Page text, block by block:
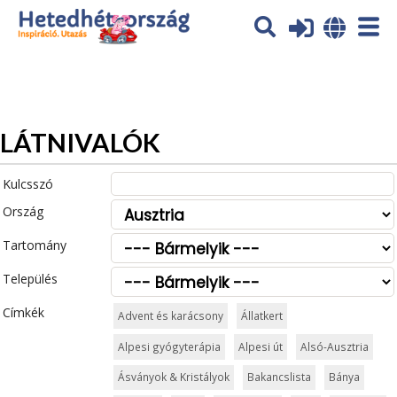
Az oldal sütiket (cookies) használ. További tájékoztatás itt:
Adatvédelmi tájékoztató
LÁTNIVALÓK
Kulcsszó
Ország
Tartomány
Település
Címkék
Advent és karácsony Állatkert
Alpesi gyógyterápia Alpesi út Alsó-Ausztria
Ásványok & Kristályok Bakancslista Bánya